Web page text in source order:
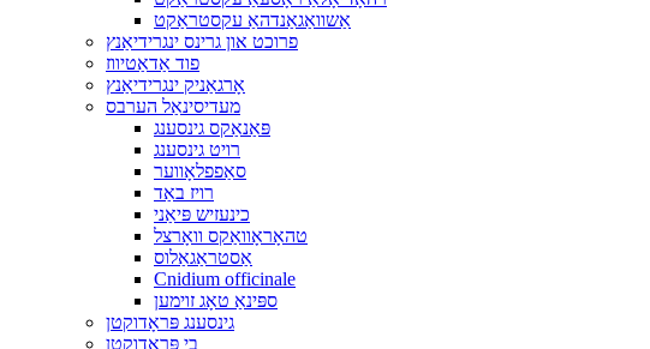
אַשוואַגאַנדהאַ עקסטראַקט
פרוכט און גרינס ינגרידיאַנץ
פוד אַדאַטיווז
אָרגאַניק ינגרידיאַנץ
מעדיסינאַל הערבס
פּאַנאַקס גינסענג
רויט גינסענג
סאַפפלאָווער
רויז באַד
כינעזיש פּיאַני
טהאָראָוואַקס וואָרצל
אַסטראַגאַלוס
Cnidium officinale
ספּינאַ טאָג זוימען
גינסענג פּראָדוקטן
בי פּראָדוקטן